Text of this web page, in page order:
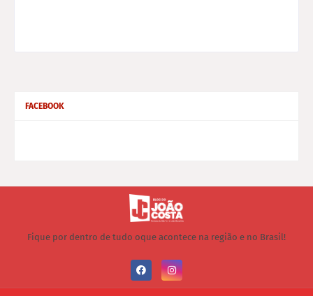
FACEBOOK
Fique por dentro de tudo oque acontece na região e no Brasil!